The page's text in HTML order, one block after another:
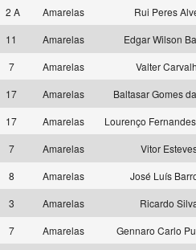
2 A Amarelas
Rui Peres
11 Amarelas
Edgar Wilson
7 Amarelas
Valter
17 Amarelas
Baltasar Gomes
17 Amarelas
Lourenço
7 Amarelas
Vitor
8 Amarelas
José Luís
3 Amarelas
Ricardo
7 Amarelas
Gennaro Carlo